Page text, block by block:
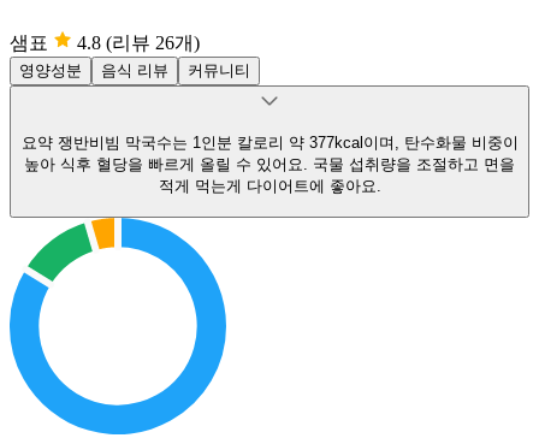
샘표 4.8 (리뷰 26개)
영양성분 음식 리뷰 커뮤니티
요약 쟁반비빔 막국수는 1인분 칼로리 약 377kcal이며, 탄수화물 비중이
높아 식후 혈당을 빠르게 올릴 수 있어요. 국물 섭취량을 조절하고 면을
적게 먹는게 다이어트에 좋아요.